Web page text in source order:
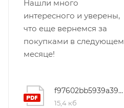
Нашли много
интересного и уверены,
что еще вернемся за
покупками в следующем
месяце!
f97602bb5939a3928b95ec1c9f4f5269
15,4 кб